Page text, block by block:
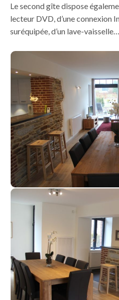
Le second gîte dispose
lecteur DVD, d’une connexion
suréquipée, d’un lave-vaisselle…